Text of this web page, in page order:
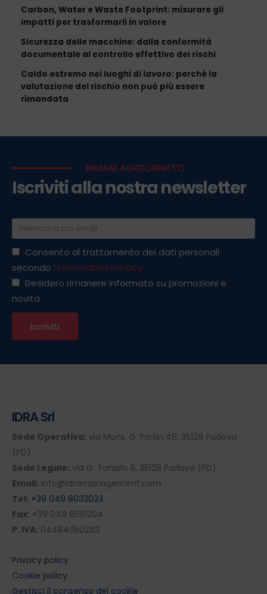
Carbon, Water e Waste Footprint: misurare gli
impatti per trasformarli in valore
Sicurezza delle macchine: dalla conformità
documentale al controllo effettivo dei rischi
Caldo estremo nei luoghi di lavoro: perché la
valutazione del rischio non può più essere
rimandata
RIMANI AGGIORNATO
Iscriviti alla nostra newsletter
Consento al trattamento dei dati personali
secondo l'informativa privacy
Desidero rimanere informato su promozioni e
novità
IDRA Srl
Sede Operativa: via Mons. G. Fortin 46, 35128 Padova
(PD)
Sede Legale: via G. Toniolo 8, 35128 Padova (PD)
Email: info@idramanagement.com
Tel: +39 049 8033033
Fax: +39 049 8591204
P. IVA: 04484050283
Privacy policy
Cookie policy
Gestisci il consenso dei cookie